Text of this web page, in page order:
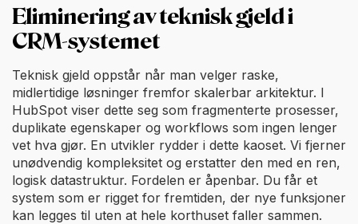
Eliminering av teknisk gjeld i
CRM-systemet
Teknisk gjeld oppstår når man velger raske,
midlertidige løsninger fremfor skalerbar arkitektur. I
HubSpot viser dette seg som fragmenterte prosesser,
duplikate egenskaper og workflows som ingen lenger
vet hva gjør. En utvikler rydder i dette kaoset. Vi fjerner
unødvendig kompleksitet og erstatter den med en ren,
logisk datastruktur. Fordelen er åpenbar. Du får et
system som er rigget for fremtiden, der nye funksjoner
kan legges til uten at hele korthuset faller sammen.